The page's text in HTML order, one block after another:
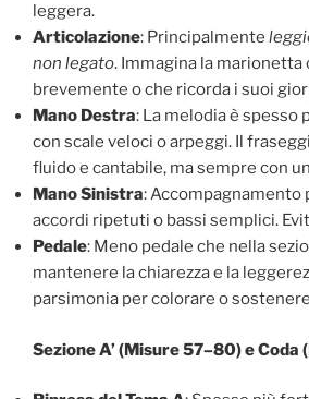
leggera.
Articolazione: Principalmente
non legato. Immagina la marionetta
brevemente o che ricorda i suoi
Mano Destra: La melodia è spesso
con scale veloci o arpeggi. Il
fluido e cantabile, ma sempre con
Mano Sinistra: Accompagnamento
accordi ripetuti o bassi semplici.
Pedale: Meno pedale che nella
mantenere la chiarezza e la
parsimonia per colorare o
Sezione A’ (Misure 57–80) e Coda